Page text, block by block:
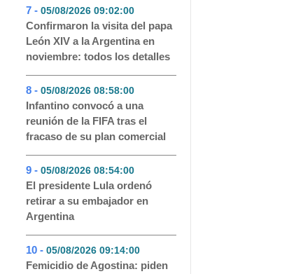
7 - 05/08/2026 09:02:00- 52
Confirmaron la visita del papa
León XIV a la Argentina en
noviembre: todos los detalles
8 - 05/08/2026 08:58:00- 51
Infantino convocó a una
reunión de la FIFA tras el
fracaso de su plan comercial
9 - 05/08/2026 08:54:00- 51
El presidente Lula ordenó
retirar a su embajador en
Argentina
10 - 05/08/2026 09:14:00- 48
Femicidio de Agostina: piden